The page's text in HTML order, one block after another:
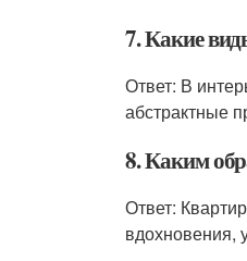
7. Какие
Ответ: В
абстрактные
8. Каким
Ответ:
вдохновения,